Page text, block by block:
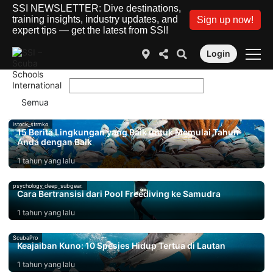
SSI NEWSLETTER: Dive destinations,
training insights, industry updates, and
expert tips — get the latest from SSI!
Sign up now!
Login
istock_strmko
15 Berita Lingkungan yang Baik untuk Memulai Tahun
Anda dengan Baik
1 tahun yang lalu
psychology_deep_subgear.
Cara Bertransisi dari Pool Freediving ke Samudra
1 tahun yang lalu
ScubaPro
Keajaiban Kuno: 10 Spesies Hidup Tertua di Lautan
1 tahun yang lalu